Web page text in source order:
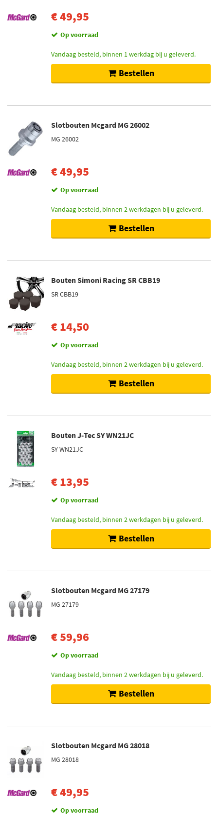
€ 49,95
Op voorraad
Vandaag besteld, binnen 1 werkdag bij u geleverd.
Bestellen
Slotbouten Mcgard MG 26002
MG 26002
€ 49,95
Op voorraad
Vandaag besteld, binnen 2 werkdagen bij u geleverd.
Bestellen
Bouten Simoni Racing SR CBB19
SR CBB19
€ 14,50
Op voorraad
Vandaag besteld, binnen 2 werkdagen bij u geleverd.
Bestellen
Bouten J-Tec SY WN21JC
SY WN21JC
€ 13,95
Op voorraad
Vandaag besteld, binnen 2 werkdagen bij u geleverd.
Bestellen
Slotbouten Mcgard MG 27179
MG 27179
€ 59,96
Op voorraad
Vandaag besteld, binnen 2 werkdagen bij u geleverd.
Bestellen
Slotbouten Mcgard MG 28018
MG 28018
€ 49,95
Op voorraad